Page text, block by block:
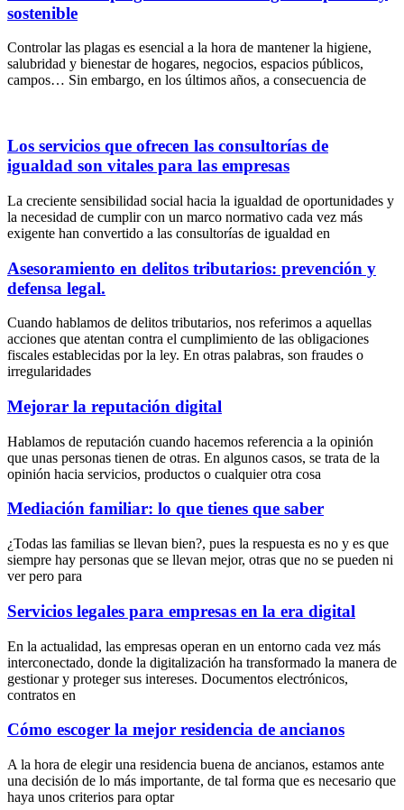
sostenible
Controlar las plagas es esencial a la hora de mantener la higiene,
salubridad y bienestar de hogares, negocios, espacios públicos,
campos… Sin embargo, en los últimos años, a consecuencia de
Los servicios que ofrecen las consultorías de
igualdad son vitales para las empresas
La creciente sensibilidad social hacia la igualdad de oportunidades y
la necesidad de cumplir con un marco normativo cada vez más
exigente han convertido a las consultorías de igualdad en
Asesoramiento en delitos tributarios: prevención y
defensa legal.
Cuando hablamos de delitos tributarios, nos referimos a aquellas
acciones que atentan contra el cumplimiento de las obligaciones
fiscales establecidas por la ley. En otras palabras, son fraudes o
irregularidades
Mejorar la reputación digital
Hablamos de reputación cuando hacemos referencia a la opinión
que unas personas tienen de otras. En algunos casos, se trata de la
opinión hacia servicios, productos o cualquier otra cosa
Mediación familiar: lo que tienes que saber
¿Todas las familias se llevan bien?, pues la respuesta es no y es que
siempre hay personas que se llevan mejor, otras que no se pueden ni
ver pero para
Servicios legales para empresas en la era digital
En la actualidad, las empresas operan en un entorno cada vez más
interconectado, donde la digitalización ha transformado la manera de
gestionar y proteger sus intereses. Documentos electrónicos,
contratos en
Cómo escoger la mejor residencia de ancianos
A la hora de elegir una residencia buena de ancianos, estamos ante
una decisión de lo más importante, de tal forma que es necesario que
haya unos criterios para optar